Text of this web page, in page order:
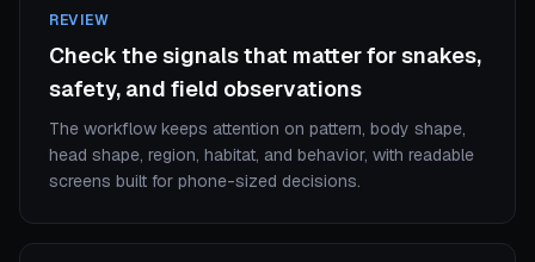
REVIEW
Check the signals that matter for snakes,
safety, and field observations
The workflow keeps attention on pattern, body shape,
head shape, region, habitat, and behavior, with readable
screens built for phone-sized decisions.